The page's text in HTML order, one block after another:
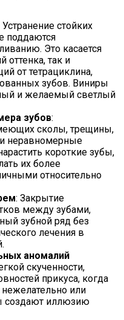
Устранение стойких
поддаются
Это касается
так и
от тетрациклина,
зубов. Виниры
и желаемый светлый
зубов:
сколы, трещины,
неравномерные
короткие зубы,
их более
относительно
: Закрытие
между зубами,
зубной ряд без
лечения в
аномалий
скученности,
прикуса, когда
нежелательно или
создают иллюзию